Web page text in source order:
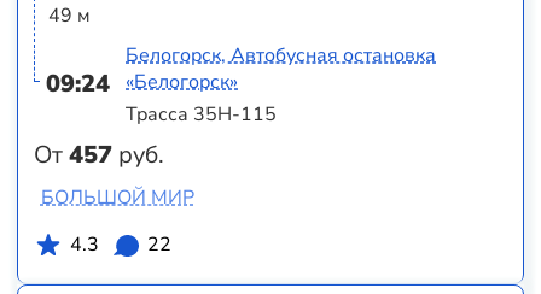
49 м
09:24
От457 руб.
Белогорск, Автобусная остановка
«Белогорск»
Трасса 35Н-115
БОЛЬШОЙ МИР
4.3
22